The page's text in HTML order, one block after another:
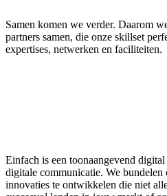
Samen komen we verder. Daarom
partners samen, die onze skillset
expertises, netwerken en faciliteiten.
Einfach is een toonaangevend
digitale communicatie. We
innovaties te ontwikkelen die niet